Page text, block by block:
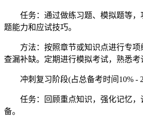
任务：通过做练习题、模拟题等，
题能力和应试技巧。
方法：按照章节或知识点进行专项
查漏补缺。定期进行模拟考试，熟悉考
冲刺复习阶段(占总备考时间10% -
任务：回顾重点知识，强化记忆，
备。